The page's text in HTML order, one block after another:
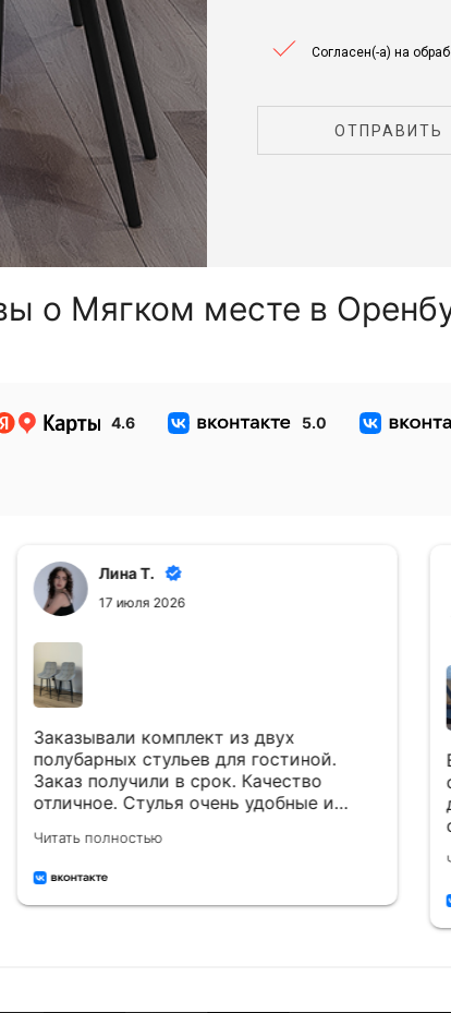
Согласен(-а) на
ОТПРАВИТЬ
о Мягком месте в
4.6 5.0
Лина Т.
17 июля 2026
Заказывали комплект из двух
полубарных стульев для гостиной.
Заказ получили в срок. Качество
отличное. Стулья очень удобные и
Будем обращаться ещё)
Читать полностью